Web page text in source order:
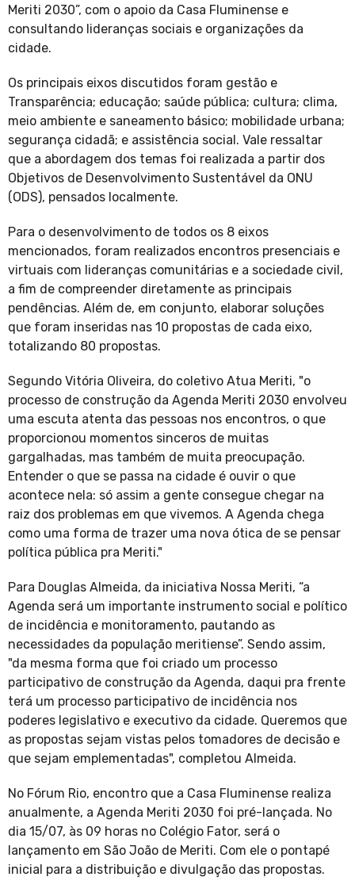
Meriti 2030”, com o apoio da Casa Fluminense e
consultando lideranças sociais e organizações da
cidade.
Os principais eixos discutidos foram gestão e
Transparência; educação; saúde pública; cultura; clima,
meio ambiente e saneamento básico; mobilidade urbana;
segurança cidadã; e assistência social. Vale ressaltar
que a abordagem dos temas foi realizada a partir dos
Objetivos de Desenvolvimento Sustentável da ONU
(ODS), pensados localmente.
Para o desenvolvimento de todos os 8 eixos
mencionados, foram realizados encontros presenciais e
virtuais com lideranças comunitárias e a sociedade civil,
a fim de compreender diretamente as principais
pendências. Além de, em conjunto, elaborar soluções
que foram inseridas nas 10 propostas de cada eixo,
totalizando 80 propostas.
Segundo Vitória Oliveira, do coletivo Atua Meriti, "o
processo de construção da Agenda Meriti 2030 envolveu
uma escuta atenta das pessoas nos encontros, o que
proporcionou momentos sinceros de muitas
gargalhadas, mas também de muita preocupação.
Entender o que se passa na cidade é ouvir o que
acontece nela: só assim a gente consegue chegar na
raiz dos problemas em que vivemos. A Agenda chega
como uma forma de trazer uma nova ótica de se pensar
política pública pra Meriti."
Para Douglas Almeida, da iniciativa Nossa Meriti, “a
Agenda será um importante instrumento social e político
de incidência e monitoramento, pautando as
necessidades da população meritiense”. Sendo assim,
"da mesma forma que foi criado um processo
participativo de construção da Agenda, daqui pra frente
terá um processo participativo de incidência nos
poderes legislativo e executivo da cidade. Queremos que
as propostas sejam vistas pelos tomadores de decisão e
que sejam emplementadas", completou Almeida.
No Fórum Rio, encontro que a Casa Fluminense realiza
anualmente, a Agenda Meriti 2030 foi pré-lançada. No
dia 15/07, às 09 horas no Colégio Fator, será o
lançamento em São João de Meriti. Com ele o pontapé
inicial para a distribuição e divulgação das propostas.